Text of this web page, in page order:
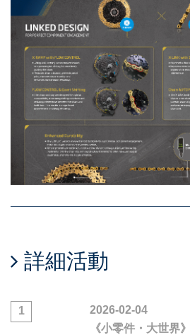
詳細活動
1
2026-02-04
《小零件・大世界